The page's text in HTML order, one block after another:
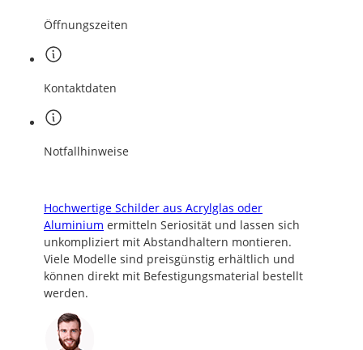
Öffnungszeiten
Kontaktdaten
Notfallhinweise
Hochwertige Schilder aus Acrylglas oder
Aluminium ermitteln Seriosität und lassen sich
unkompliziert mit Abstandhaltern montieren.
Viele Modelle sind preisgünstig erhältlich und
können direkt mit Befestigungsmaterial bestellt
werden.